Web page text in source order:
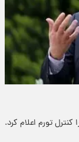
تورم اعلام کرد.